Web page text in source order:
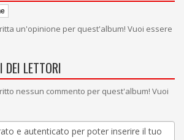
un'opinione per quest'album! Vuoi essere
LETTORI
nessun commento per quest'album! Vuoi